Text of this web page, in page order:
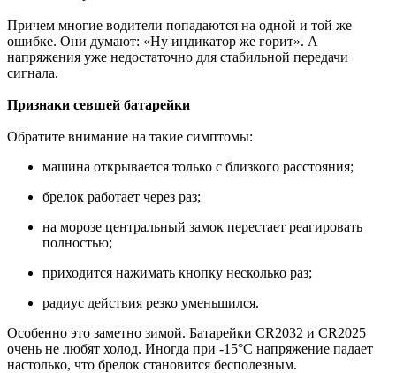
Причем многие водители попадаются на одной и той же
ошибке. Они думают: «Ну индикатор же горит». А
напряжения уже недостаточно для стабильной передачи
сигнала.
Признаки севшей батарейки
Обратите внимание на такие симптомы:
машина открывается только с близкого расстояния;
брелок работает через раз;
на морозе центральный замок перестает реагировать
полностью;
приходится нажимать кнопку несколько раз;
радиус действия резко уменьшился.
Особенно это заметно зимой. Батарейки CR2032 и CR2025
очень не любят холод. Иногда при -15°C напряжение падает
настолько, что брелок становится бесполезным.